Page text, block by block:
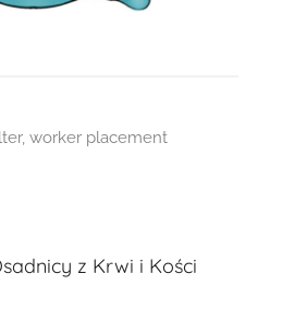
, worker placement
z Krwi i Kości